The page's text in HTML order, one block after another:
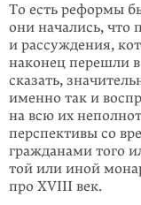
То есть реформы
они начались, что
и рассуждения,
наконец перешли
сказать,
именно так и
на всю их
перспективы со
гражданами того
той или иной
про XVIII век.